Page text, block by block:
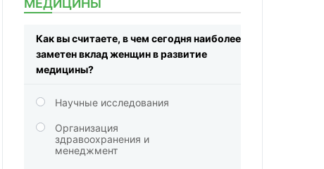
МЕДИЦИНЫ
Как вы считаете, в чем сегодня наиболее
заметен вклад женщин в развитие
медицины?
Научные исследования
Организация
здравоохранения и
менеджмент